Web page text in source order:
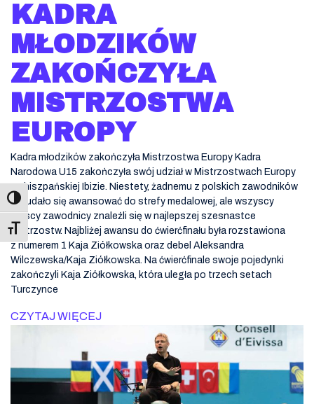
Toggle Font size
KADRA
MŁODZIKÓW
ZAKOŃCZYŁA
MISTRZOSTWA
EUROPY
Kadra młodzików zakończyła Mistrzostwa Europy Kadra
Narodowa U15 zakończyła swój udział w Mistrzostwach Europy
na hiszpańskiej Ibizie. Niestety, żadnemu z polskich zawodników
nie udało się awansować do strefy medalowej, ale wszyscy
polscy zawodnicy znaleźli się w najlepszej szesnastce
mistrzostw. Najbliżej awansu do ćwierćfinału była rozstawiona
z numerem 1 Kaja Ziółkowska oraz debel Aleksandra
Wilczewska/Kaja Ziółkowska. Na ćwierćfinale swoje pojedynki
zakończyli Kaja Ziółkowska, która uległa po trzech setach
Turczynce
CZYTAJ WIĘCEJ